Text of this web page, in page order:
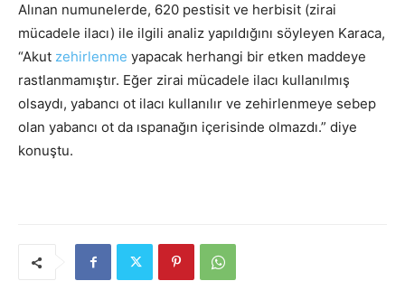
Alınan numunelerde, 620 pestisit ve herbisit (zirai
mücadele ilacı) ile ilgili analiz yapıldığını söyleyen Karaca,
“Akut zehirlenme yapacak herhangi bir etken maddeye
rastlanmamıştır. Eğer zirai mücadele ilacı kullanılmış
olsaydı, yabancı ot ilacı kullanılır ve zehirlenmeye sebep
olan yabancı ot da ıspanağın içerisinde olmazdı.” diye
konuştu.